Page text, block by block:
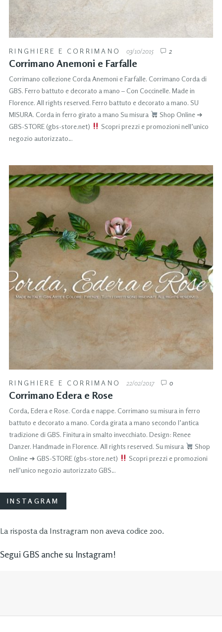
RINGHIERE E CORRIMANO 03/10/2015 2
Corrimano Anemoni e Farfalle
Corrimano collezione Corda Anemoni e Farfalle. Corrimano Corda di
GBS. Ferro battuto e decorato a mano – Con Coccinelle. Made in
Florence. All rights reserved. Ferro battuto e decorato a mano. SU
MISURA. Corda in ferro girato a mano Su misura
Shop Online ➜
GBS-STORE (gbs-store.net)
Scopri prezzi e promozioni nell’unico
negozio autorizzato…
RINGHIERE E CORRIMANO 22/02/2017 0
Corrimano Edera e Rose
Corda, Edera e Rose. Corda e nappe. Corrimano su misura in ferro
battuto e decorato a mano. Corda girata a mano secondo l’antica
tradizione di GBS. Finitura in smalto invecchiato. Design: Renee
Danzer. Handmade in Florence. All rights reserved. Su misura
Shop
Online ➜ GBS-STORE (gbs-store.net)
Scopri prezzi e promozioni
nell’unico negozio autorizzato GBS…
INSTAGRAM
La risposta da Instragram non aveva codice 200.
Segui GBS anche su Instagram!